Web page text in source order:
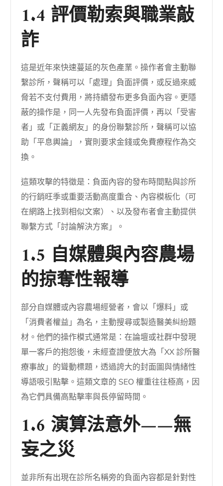
1.4 評價勒索與職業敲
詐
這是近年來快速蔓延的灰色產業。操作者會主動聯
繫診所，聲稱可以「處理」負面評價，或反過來威
脅若不支付費用，將持續發布更多負面內容。更隱
蔽的操作是，同一人先發布負面評價，再以「受害
者」或「正義網友」的身份聯繫診所，聲稱可以協
助「平息輿論」，實則要求金錢或免費療程作為交
換。
這類攻擊的特徵是：負面內容的發布時間點與診所
的行銷旺季或重要活動高度重合、內容模板化（可
在網路上找到相似文案）、以及發布者會主動提供
聯繫方式「討論解決方案」。
1.5 自媒體與內容農場
的掠奪性報導
部分自媒體或內容農場經營者，會以「爆料」或
「消費者權益」為名，主動搜尋或製造醫美糾紛題
材。他們的操作模式通常是：在論壇或社群中發現
單一客戶的抱怨後，未經查證便放大為「XX 診所醫
療事故」的聳動標題，透過誇大的封面圖與情緒性
導語吸引點擊。這類文章的 SEO 權重往往極高，因
為它們具備高點擊率與長停留時間。
1.6 演算法意外——無
妄之災
並非所有出現在診所名稱旁的負面內容都是針對性